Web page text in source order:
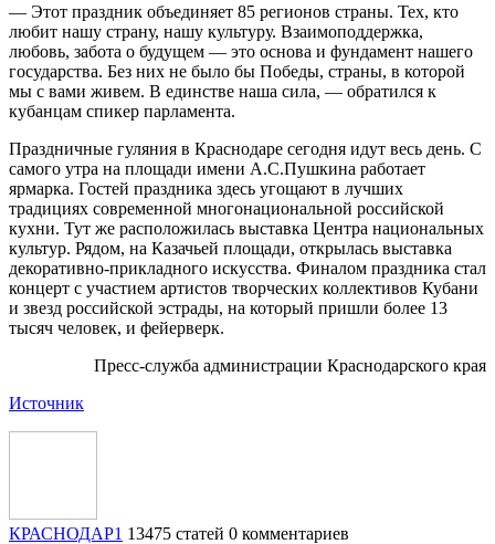
— Этот праздник объединяет 85 регионов страны. Тех, кто
любит нашу страну, нашу культуру. Взаимоподдержка,
любовь, забота о будущем — это основа и фундамент нашего
государства. Без них не было бы Победы, страны, в которой
мы с вами живем. В единстве наша сила, — обратился к
кубанцам спикер парламента.
Праздничные гуляния в Краснодаре сегодня идут весь день. С
самого утра на площади имени А.С.Пушкина работает
ярмарка. Гостей праздника здесь угощают в лучших
традициях современной многонациональной российской
кухни. Тут же расположилась выставка Центра национальных
культур. Рядом, на Казачьей площади, открылась выставка
декоративно-прикладного искусства. Финалом праздника стал
концерт с участием артистов творческих коллективов Кубани
и звезд российской эстрады, на который пришли более 13
тысяч человек, и фейерверк.
Пресс-служба администрации Краснодарского края
Источник
КРАСНОДАР1 13475 статей 0 комментариев